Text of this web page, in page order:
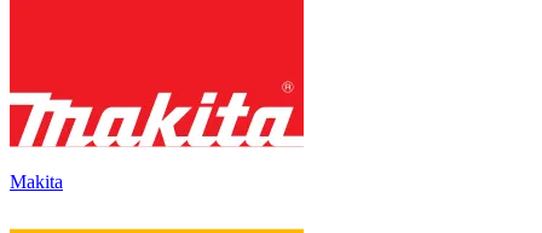
Makita